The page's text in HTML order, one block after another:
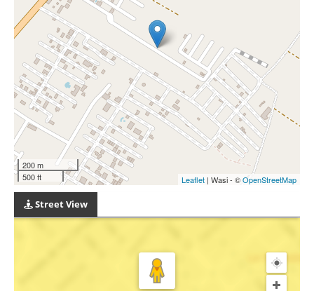
200 m
500 ft
Leaflet | Wasi - ©OpenStreetMap
Street View